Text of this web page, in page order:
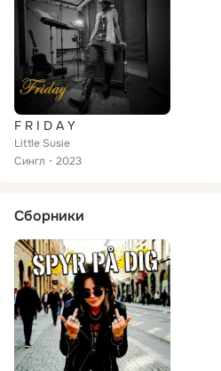
F R I D A Y
Little Susie
Сингл
2023
Сборники